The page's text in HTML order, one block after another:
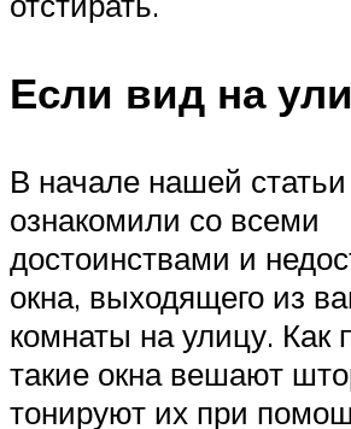
Если вид на
В начале нашей
ознакомили со всеми
достоинствами и
окна, выходящего из
комнаты на улицу. Как
такие окна вешают
тонируют их при